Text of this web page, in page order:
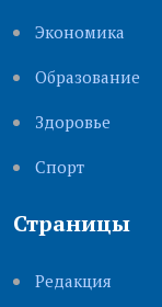
Экономика
Образование
Здоровье
Cпорт
Страницы
Редакция